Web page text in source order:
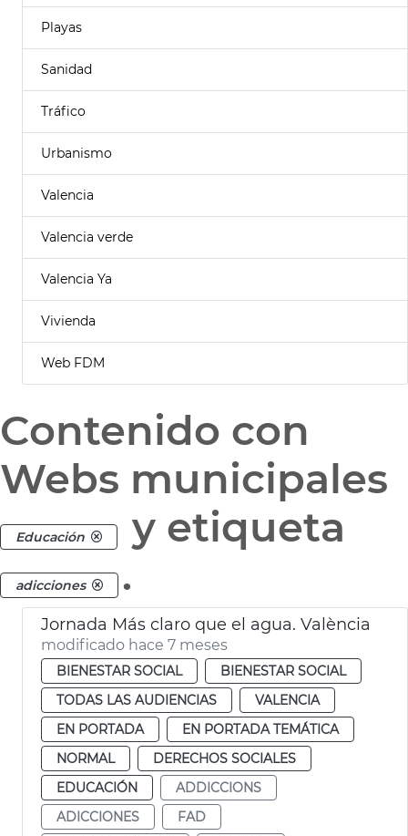
Playas
Sanidad
Tráfico
Urbanismo
Valencia
Valencia verde
Valencia Ya
Vivienda
Web FDM
Contenido con
Webs municipales
Educación y etiqueta
adicciones .
Jornada Más claro que el agua. València
modificado hace 7 meses
BIENESTAR SOCIAL
BIENESTAR SOCIAL
TODAS LAS AUDIENCIAS
VALENCIA
EN PORTADA
EN PORTADA TEMÁTICA
NORMAL
DERECHOS SOCIALES
EDUCACIÓN
ADDICCIONS
ADICCIONES
FAD